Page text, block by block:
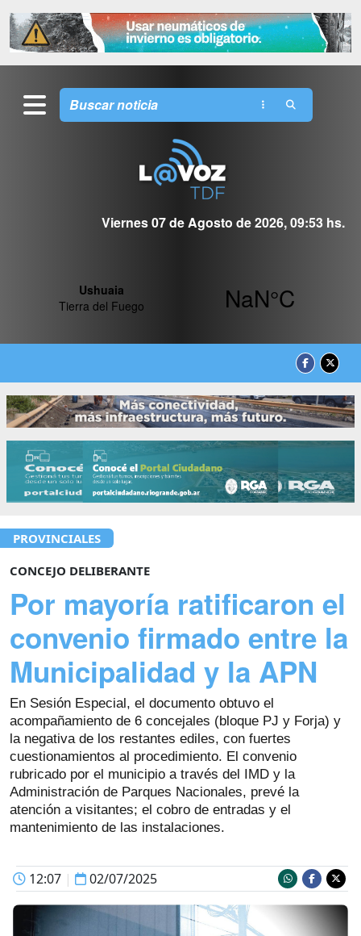
Viernes 07 de Agosto de 2026, 09:53 hs.
PROVINCIALES
CONCEJO DELIBERANTE
Por mayoría ratificaron el
convenio firmado entre la
Municipalidad y la APN
En Sesión Especial, el documento obtuvo el
acompañamiento de 6 concejales (bloque PJ y Forja) y
la negativa de los restantes ediles, con fuertes
cuestionamientos al procedimiento. El convenio
rubricado por el municipio a través del IMD y la
Administración de Parques Nacionales, prevé la
atención a visitantes; el cobro de entradas y el
mantenimiento de las instalaciones.
12:07 | 02/07/2025